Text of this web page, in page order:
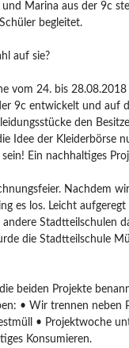
Marina aus der 9c
begleitet.
auf sie?
vom 24. bis
9c entwickelt und auf
den
Idee der Kleiderbörse
sein! Ein nachhaltiges
Nachdem
es los. Leicht
Stadtteilschulen
die Stadtteilschule
beiden Projekte
• Wir trennen neben
• Projektwoche
Konsumieren.